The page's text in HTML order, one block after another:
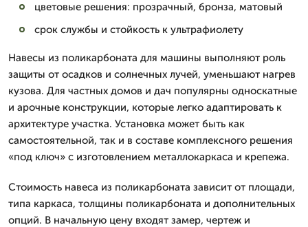
цветовые решения: прозрачный, бронза, матовый
срок службы и стойкость к ультрафиолету
Навесы из поликарбоната для машины выполняют роль
защиты от осадков и солнечных лучей, уменьшают нагрев
кузова. Для частных домов и дач популярны односкатные
и арочные конструкции, которые легко адаптировать к
архитектуре участка. Установка может быть как
самостоятельной, так и в составе комплексного решения
«под ключ» с изготовлением металлокаркаса и крепежа.
Стоимость навеса из поликарбоната зависит от площади,
типа каркаса, толщины поликарбоната и дополнительных
опций. В начальную цену входят замер, чертеж и